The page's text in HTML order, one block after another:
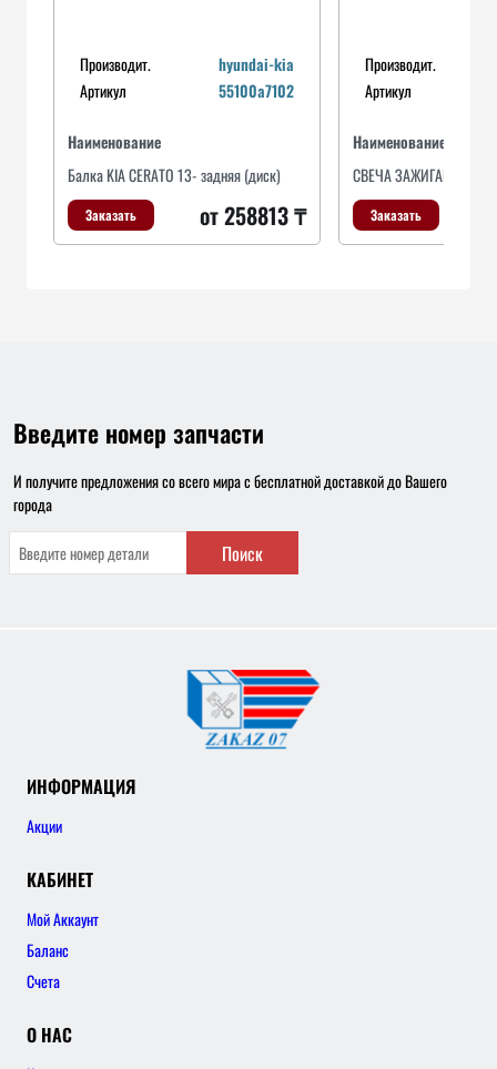
Производит.
hyundai-kia
Артикул
55100a7102
Наименование
Балка KIA CERATO 13- задняя (диск)
Заказать от 258813 ₸
Производит.
Артикул
Наименование
СВЕЧА ЗАЖИГАНИЯ
Заказать
Введите номер запчасти
И получите предложения со всего мира с бесплатной доставкой до Вашего
города
Поиск
ИНФОРМАЦИЯ
Акции
КАБИНЕТ
Мой Аккаунт
Баланс
Счета
О НАС